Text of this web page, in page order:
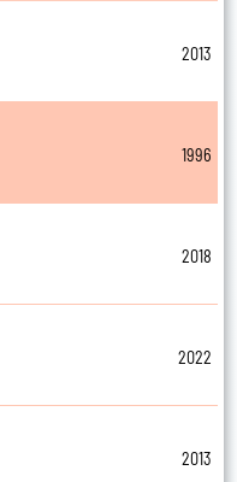
2013
1996
2018
2022
2013